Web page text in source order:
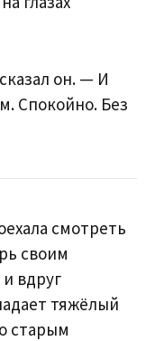
он. — И
Спокойно. Без
смотреть
своим
вдруг
тяжёлый
старым